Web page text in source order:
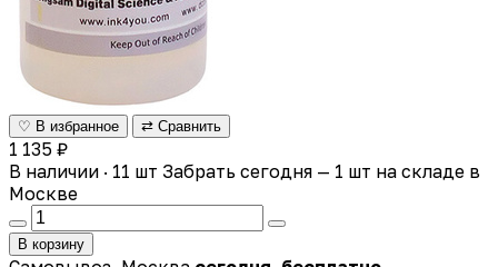
♡ В избранное ⇄ Сравнить
1 135 ₽
В наличии · 11 шт Забрать сегодня — 1 шт на складе в
Москве
В корзину